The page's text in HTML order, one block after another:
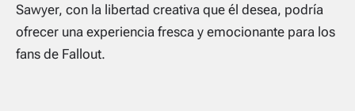
Sawyer, con la libertad creativa que él desea, podría
ofrecer una experiencia fresca y emocionante para los
fans de Fallout.